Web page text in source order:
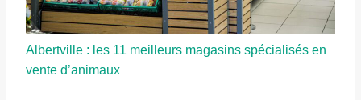
Albertville : les 11 meilleurs magasins spécialisés en
vente d’animaux